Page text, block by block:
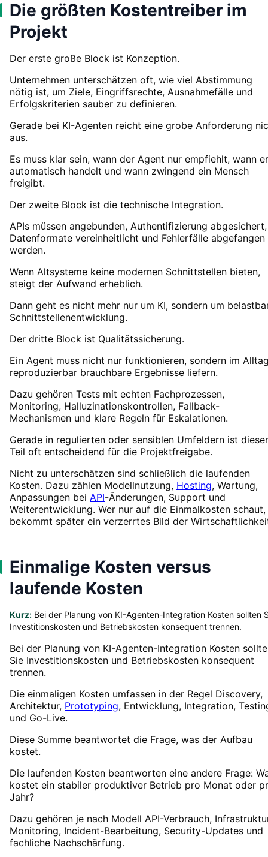
Die größten Kostentreiber im
Projekt
Der erste große Block ist Konzeption.
Unternehmen unterschätzen oft, wie viel Abstimmung
nötig ist, um Ziele, Eingriffsrechte, Ausnahmefälle und
Erfolgskriterien sauber zu definieren.
Gerade bei KI-Agenten reicht eine grobe Anforderung
aus.
Es muss klar sein, wann der Agent nur empfiehlt, wann er
automatisch handelt und wann zwingend ein Mensch
freigibt.
Der zweite Block ist die technische Integration.
APIs müssen angebunden, Authentifizierung abgesichert,
Datenformate vereinheitlicht und Fehlerfälle abgefangen
werden.
Wenn Altsysteme keine modernen Schnittstellen bieten,
steigt der Aufwand erheblich.
Dann geht es nicht mehr nur um KI, sondern um
Schnittstellenentwicklung.
Der dritte Block ist Qualitätssicherung.
Ein Agent muss nicht nur funktionieren, sondern im
reproduzierbar brauchbare Ergebnisse liefern.
Dazu gehören Tests mit echten Fachprozessen,
Monitoring, Halluzinationskontrollen, Fallback-
Mechanismen und klare Regeln für Eskalationen.
Gerade in regulierten oder sensiblen Umfeldern ist dieser
Teil oft entscheidend für die Projektfreigabe.
Nicht zu unterschätzen sind schließlich die laufenden
Kosten. Dazu zählen Modellnutzung, Hosting, Wartung,
Anpassungen bei API-Änderungen, Support und
Weiterentwicklung. Wer nur auf die Einmalkosten schaut,
bekommt später ein verzerrtes Bild der
Einmalige Kosten versus
laufende Kosten
Kurz: Bei der Planung von KI-Agenten-Integration Kosten sollten
Investitionskosten und Betriebskosten konsequent trennen.
Bei der Planung von KI-Agenten-Integration Kosten
Sie Investitionskosten und Betriebskosten konsequent
trennen.
Die einmaligen Kosten umfassen in der Regel Discovery,
Architektur, Prototyping, Entwicklung, Integration,
und Go-Live.
Diese Summe beantwortet die Frage, was der Aufbau
kostet.
Die laufenden Kosten beantworten eine andere Frage:
kostet ein stabiler produktiver Betrieb pro Monat oder
Jahr?
Dazu gehören je nach Modell API-Verbrauch,
Monitoring, Incident-Bearbeitung, Security-Updates und
fachliche Nachschärfung.